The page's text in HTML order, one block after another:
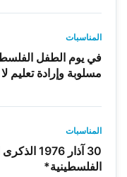
المناسبات
مسلوبة وإرادة تعليم
المناسبات
30 آذار
الفلسطينية*